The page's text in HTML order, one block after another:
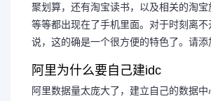
聚划算，还有淘宝读书，以及相关的淘宝
等等都出现在了手机里面。对于时刻离
说，这的确是一个很方便的特色了。请添
阿里为什么要自己建idc
阿里数据量太庞大了，建立自己的数据